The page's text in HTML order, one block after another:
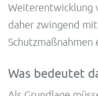
Weiterentwicklung
daher zwingend
Schutzmaßnahmen
Was bedeutet